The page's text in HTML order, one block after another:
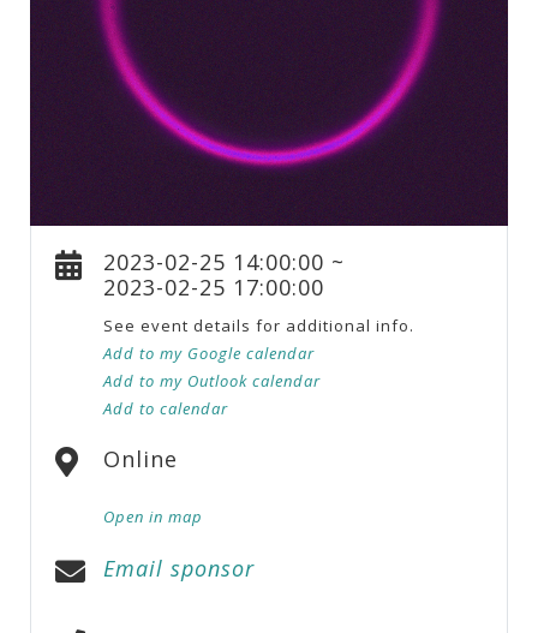
2023-02-25 14:00:00 ~
2023-02-25 17:00:00
See event details for additional info.
Add to my Google calendar
Add to my Outlook calendar
Add to calendar
Online
Open in map
Email sponsor